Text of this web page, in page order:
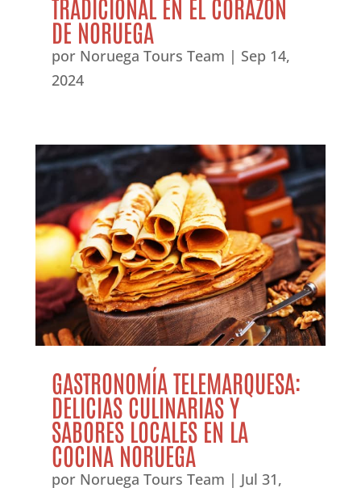
TRADICIONAL EN EL CORAZÓN
DE NORUEGA
por Noruega Tours Team | Sep 14,
2024
GASTRONOMÍA TELEMARQUESA:
DELICIAS CULINARIAS Y
SABORES LOCALES EN LA
COCINA NORUEGA
por Noruega Tours Team | Jul 31,